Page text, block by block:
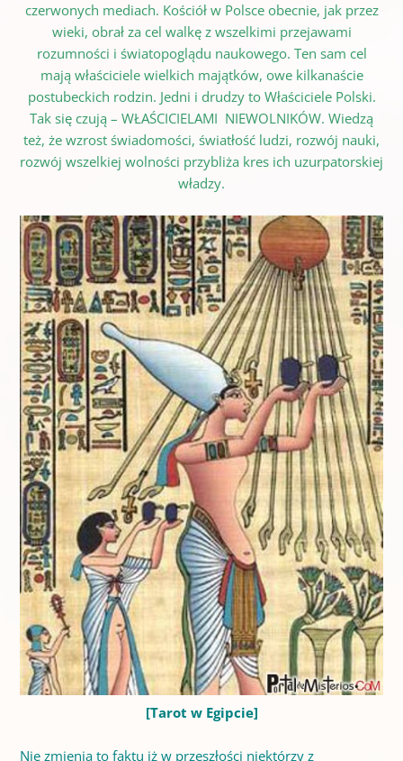
czerwonych mediach. Kościół w Polsce obecnie, jak przez
wieki, obrał za cel walkę z wszelkimi przejawami
rozumności i światopoglądu naukowego. Ten sam cel
mają właściciele wielkich majątków, owe kilkanaście
postubeckich rodzin. Jedni i drudzy to Właściciele Polski.
Tak się czują – WŁAŚCICIELAMI NIEWOLNIKÓW. Wiedzą
też, że wzrost świadomości, światłość ludzi, rozwój nauki,
rozwój wszelkiej wolności przybliża kres ich uzurpatorskiej
władzy.
[Tarot w Egipcie]
Nie zmienia to faktu iż w przeszłości niektórzy z